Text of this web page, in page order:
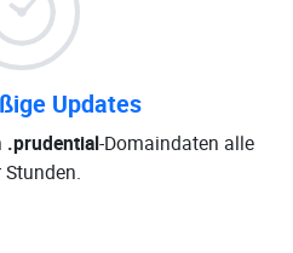
Updates
.prudential-Domaindaten alle
Stunden.